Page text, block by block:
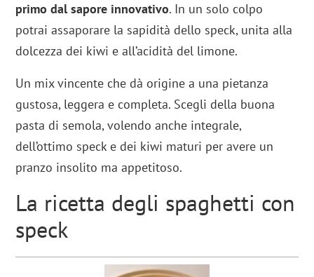
primo dal sapore innovativo. In un solo colpo
potrai assaporare la sapidità dello speck, unita alla
dolcezza dei kiwi e all’acidità del limone.
Un mix vincente che dà origine a una pietanza
gustosa, leggera e completa. Scegli della buona
pasta di semola, volendo anche integrale,
dell’ottimo speck e dei kiwi maturi per avere un
pranzo insolito ma appetitoso.
La ricetta degli spaghetti con
speck